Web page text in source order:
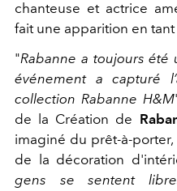
chanteuse et actrice
fait une apparition en
"Rabanne a toujours été
événement a capturé
collection Rabanne H&M
de la Création de
imaginé du prêt-à-porter,
de la décoration
gens se sentent